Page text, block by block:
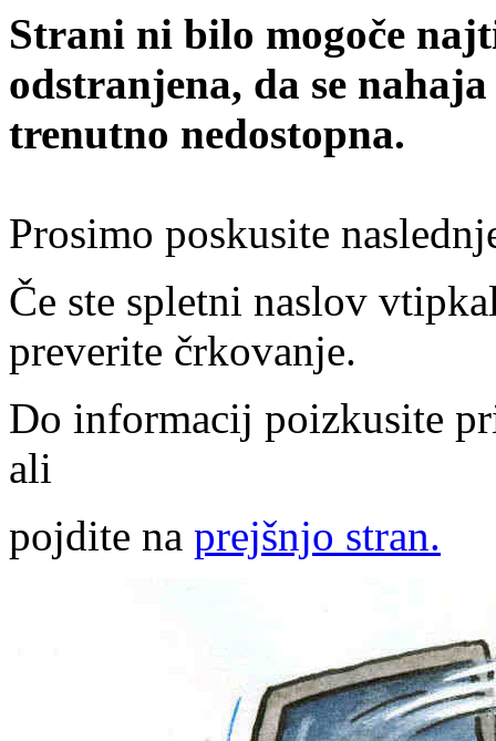
Strani ni bilo mogoče
odstranjena, da se
trenutno nedostopna.
Prosimo poskusite
Če ste spletni naslov
preverite črkovanje.
Do informacij poizkusite
ali
pojdite na prejšnjo stran.